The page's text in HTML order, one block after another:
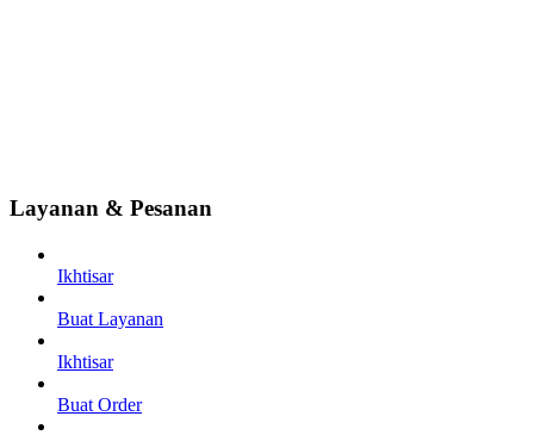
Layanan & Pesanan
Ikhtisar
Buat Layanan
Ikhtisar
Buat Order